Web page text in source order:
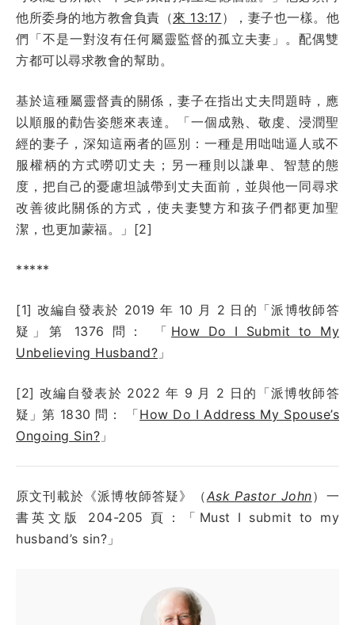
他所委身的地方教會負責（來 13:17），妻子也一樣。他
們「不是一對沒有任何屬靈監督的孤立夫妻」。配偶雙
方都可以尋求教會的幫助。
基於這種屬靈督責的關係，妻子在指出丈夫問題時，應
以順服的勸告姿態來表達。「一個成熟、敬虔、浸潤聖
經的妻子，深知這兩者的區別：一種是用咄咄逼人或不
服權柄的方式嘮叨丈夫；另一種則以謙卑、智慧的態
度，把自己的憂慮坦誠帶到丈夫面前，並與他一同尋求
改善彼此關係的方式，使夫妻雙方和孩子們都更加聖
潔，也更加蒙福。」[2]
*****
[1] 改編自發表於 2019 年 10 月 2 日 的「派博牧師答
疑」第 1376
問： 「 How Do I Submit to My
Unbelieving Husband? 」
[2] 改編自發表於 2022 年 9 月 2 日 的「派博牧師答
疑」第 1830 問： 「How Do I Address My Spouse’s
Ongoing Sin? 」
原文刊載於《派博牧師答疑》（Ask Pastor John）一
書英文版 204-205 頁：「Must I submit to my
husband’s sin?」